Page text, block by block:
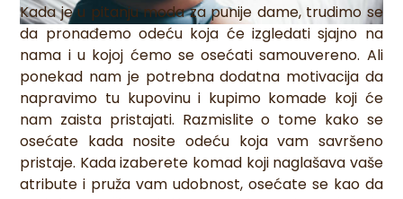
Kada je u pitanju moda za punije dame, trudimo se
da pronađemo odeću koja će izgledati sjajno na
nama i u kojoj ćemo se osećati samouvereno. Ali
ponekad nam je potrebna dodatna motivacija da
napravimo tu kupovinu i kupimo komade koji će
nam zaista pristajati. Razmislite o tome kako se
osećate kada nosite odeću koja vam savršeno
pristaje. Kada izaberete komad koji naglašava vaše
atribute i pruža vam udobnost, osećate se kao da